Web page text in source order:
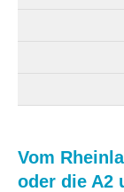
Vom
oder die A2